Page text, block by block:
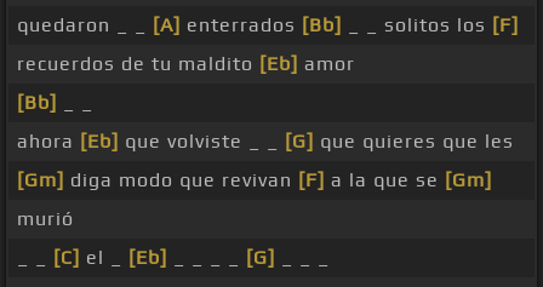
quedaron _ _
[A] enterrados [Bb] _ _ solitos los [F]
recuerdos de tu maldito [Eb] amor
[Bb]
ahora [Eb] que volviste _ _ [G] que quieres que les
[Gm] diga modo que revivan [F] a la que se [Gm]
murió
[C] el _ [Eb] [G]